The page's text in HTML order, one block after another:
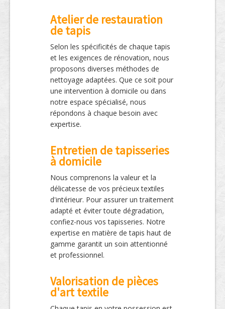
Atelier de restauration
de tapis
Selon les spécificités de chaque tapis
et les exigences de rénovation, nous
proposons diverses méthodes de
nettoyage adaptées. Que ce soit pour
une intervention à domicile ou dans
notre espace spécialisé, nous
répondons à chaque besoin avec
expertise.
Entretien de tapisseries
à domicile
Nous comprenons la valeur et la
délicatesse de vos précieux textiles
d'intérieur. Pour assurer un traitement
adapté et éviter toute dégradation,
confiez-nous vos tapisseries. Notre
expertise en matière de tapis haut de
gamme garantit un soin attentionné
et professionnel.
Valorisation de pièces
d'art textile